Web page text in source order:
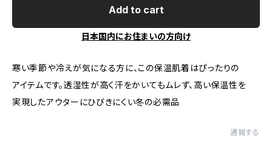
Add to cart
日本国内にお住まいの方向け
寒い季節や冷えが気になる方に、この保温肌着はぴったりの
アイテムです。透湿性が高く汗をかいてもムレず、高い保温性を
実現したアウターにひびきにくい冬の必需品
通報する